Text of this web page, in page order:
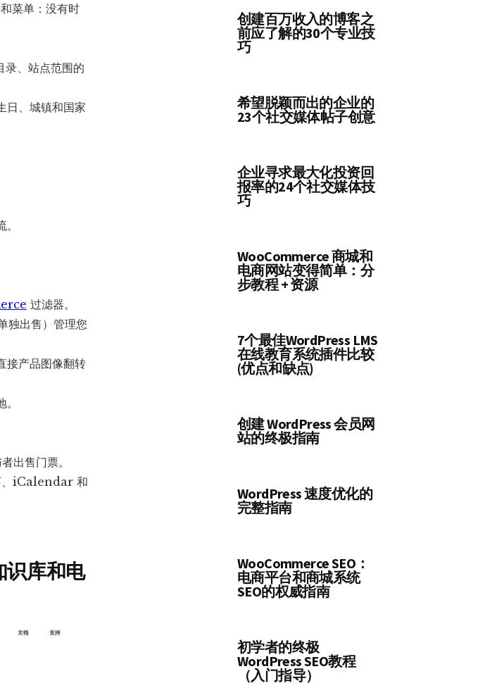
菜单：没有时
、站点范围的
日、城镇和国家
过滤器。
独出售）管理您
接产品图像翻转
售门票。
iCalendar 和
识库和电
创建百万收入的博客之
前应了解的30个专业技
巧
希望脱颖而出的企业的
23个社交媒体帖子创意
企业寻求最大化投资回
报率的24个社交媒体技
巧
WooCommerce 商城和
电商网站变得简单：分
步教程 + 资源
7个最佳WordPress LMS
在线教育系统插件比较
(优点和缺点)
创建 WordPress 会员网
站的终极指南
WordPress 速度优化的
完整指南
WooCommerce SEO：
电商平台和商城系统
SEO的权威指南
初学者的终极
WordPress SEO教程
（入门指导）